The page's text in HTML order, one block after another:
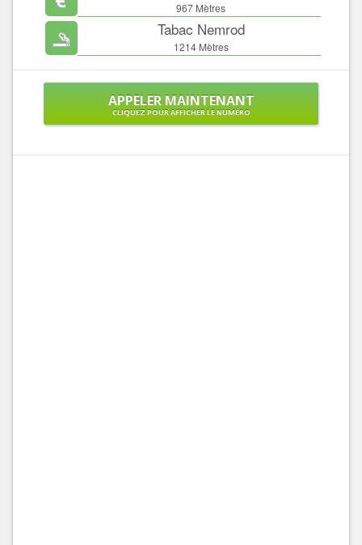
967 Mètres
Tabac Nemrod
1214 Mètres
APPELER MAINTENANT
CLIQUEZ POUR AFFICHER LE NUMÉRO